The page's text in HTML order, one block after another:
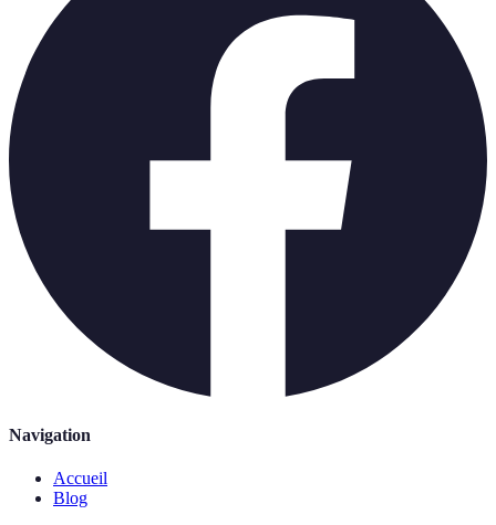
Navigation
Accueil
Blog